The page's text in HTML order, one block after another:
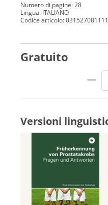
Numero di pagine: 28
Lingua: ITALIANO
Codice articolo: 031527081111
Gratuito
Versioni